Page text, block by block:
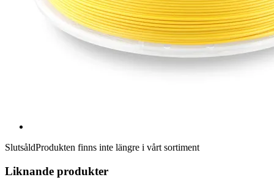
SlutsåldProdukten finns inte längre i vårt sortiment
Liknande produkter